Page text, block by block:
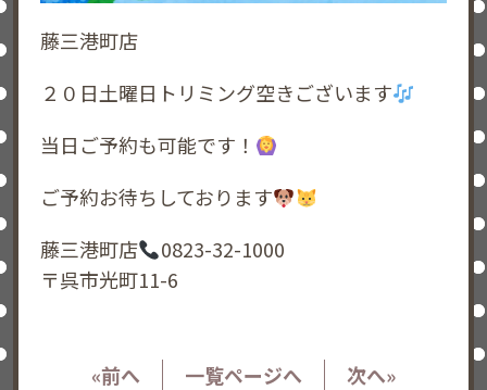
藤三港町店
２０日土曜日トリミング空きございます
当日ご予約も可能です！
ご予約お待ちしております
藤三港町店
0823-32-1000
〒呉市光町11-6
«前へ 一覧ページへ 次へ»